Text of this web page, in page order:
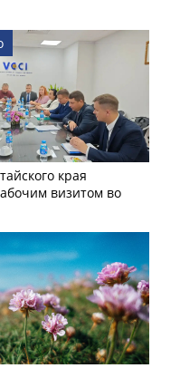
края
визитом во